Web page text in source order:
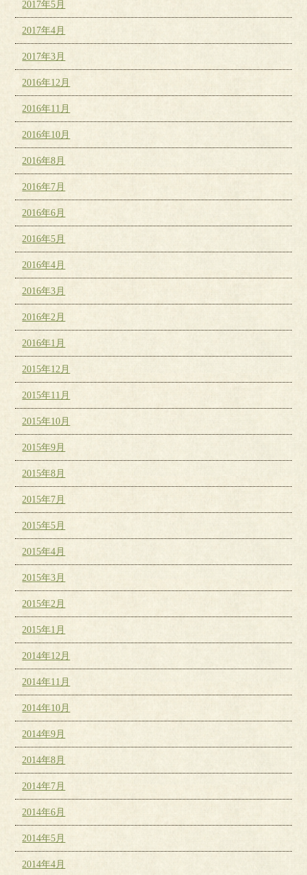
2017年5月
2017年4月
2017年3月
2016年12月
2016年11月
2016年10月
2016年8月
2016年7月
2016年6月
2016年5月
2016年4月
2016年3月
2016年2月
2016年1月
2015年12月
2015年11月
2015年10月
2015年9月
2015年8月
2015年7月
2015年5月
2015年4月
2015年3月
2015年2月
2015年1月
2014年12月
2014年11月
2014年10月
2014年9月
2014年8月
2014年7月
2014年6月
2014年5月
2014年4月